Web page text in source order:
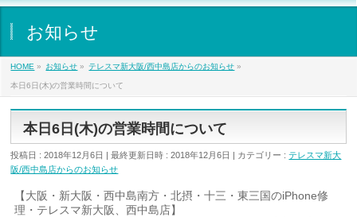
お知らせ
HOME » お知らせ » テレスマ新大阪/西中島店からのお知らせ »
本日6日(木)の営業時間について
本日6日(木)の営業時間について
投稿日 : 2018年12月6日 最終更新日時 : 2018年12月6日 カテゴリー :テレスマ新大
阪/西中島店からのお知らせ
【大阪・新大阪・西中島南方・北摂・十三・東三国のiPhone修
理・テレスマ新大阪、西中島店】